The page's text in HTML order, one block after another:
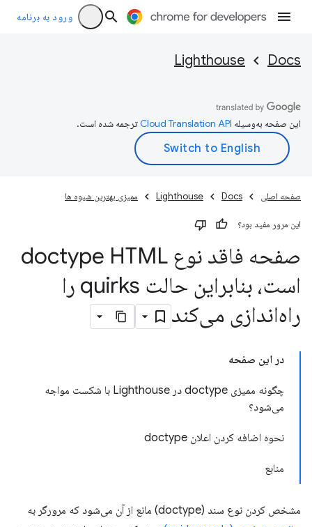
ورود به برنامه
Docs
Lighthouse
این صفحه به‌وسیله ترجمه شده است.
صفحه اصلی Docs
Lighthouse ممیزی بهترین شیوه ها
این مرور مفید بود؟
صفحه فاقد نوع doctype HTML
است، بنابراین حالت quirks را
راه‌اندازی می‌کند
در این صفحه
چگونه ممیزی doctype در Lighthouse با شکست مواجه
می‌شود؟
نحوه اضافه کردن اعلان doctype
منابع
مشخص کردن نوع سند (doctype) مانع از آن می‌شود که مرورگر به